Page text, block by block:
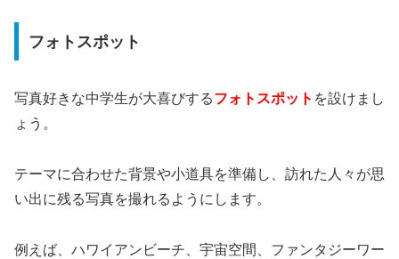
フォトスポット
写真好きな中学生が大喜びするフォトスポット を設けまし
ょう。
テーマに合わせた背景や小道具を準備し、訪れた人々が思
い出に残る写真を撮れるようにします。
例えば、ハワイアンビーチ、宇宙空間、ファンタジーワー